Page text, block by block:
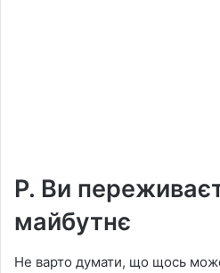
Р. Ви
майбутнє
Не варто думати, що щось